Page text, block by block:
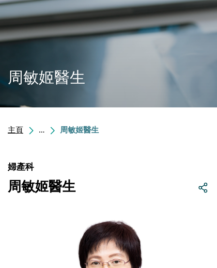
周敏姬醫生
主頁 ... 周敏姬醫生
婦產科
周敏姬醫生